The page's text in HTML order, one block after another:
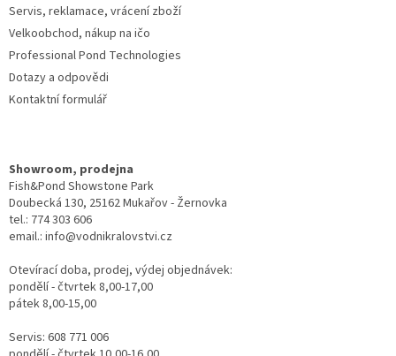
Servis, reklamace, vrácení zboží
Velkoobchod, nákup na ičo
Professional Pond Technologies
Dotazy a odpovědi
Kontaktní formulář
Showroom, prodejna
Fish&Pond Showstone Park
Doubecká 130, 25162 Mukařov - Žernovka
tel.: 774 303 606
email.: info@vodnikralovstvi.cz
Otevírací doba, prodej, výdej objednávek:
pondělí - čtvrtek 8,00-17,00
pátek 8,00-15,00
Servis: 608 771 006